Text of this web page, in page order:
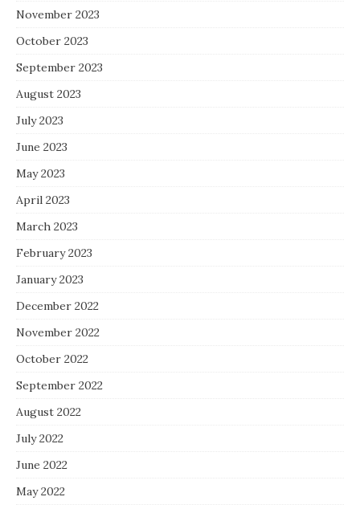
November 2023
October 2023
September 2023
August 2023
July 2023
June 2023
May 2023
April 2023
March 2023
February 2023
January 2023
December 2022
November 2022
October 2022
September 2022
August 2022
July 2022
June 2022
May 2022